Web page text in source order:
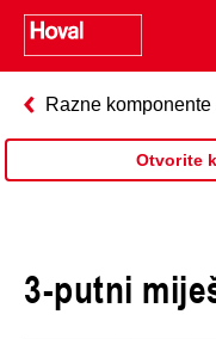
Razne komponente
Otvorite
3-putni